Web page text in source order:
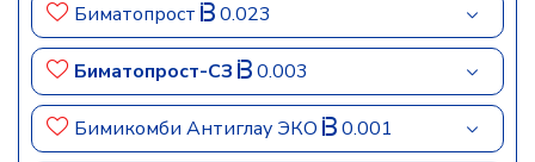
Биматопрост 0.023
Биматопрост-СЗ 0.003
Бимикомби Антиглау ЭКО 0.001